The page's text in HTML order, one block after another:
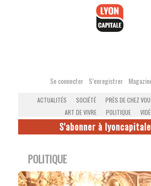
Se connecter S’enregistrer
ACTUALITÉS SOCIÉTÉ PRÈS DE CHEZ
ART DE VIVRE
POLITIQUE
S'abonner à
POLITIQUE